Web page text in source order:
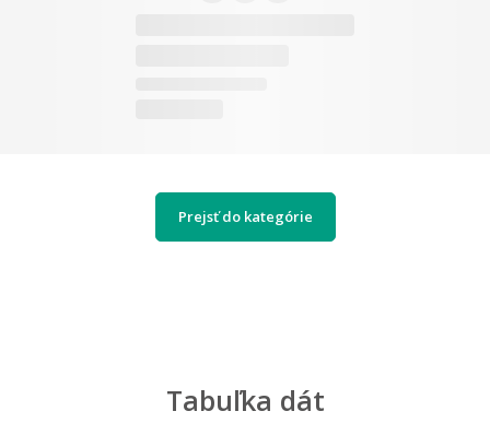
Prejsť do kategórie
Tabuľka dát